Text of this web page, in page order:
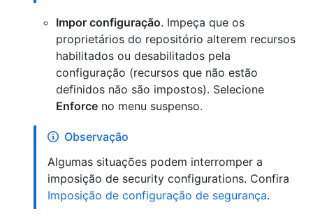
Impor configuração. Impeça que os
proprietários do repositório alterem recursos
habilitados ou desabilitados pela
configuração (recursos que não estão
definidos não são impostos). Selecione
Enforce no menu suspenso.
Observação
Algumas situações podem interromper a
imposição de security configurations. Confira
Imposição de configuração de segurança.